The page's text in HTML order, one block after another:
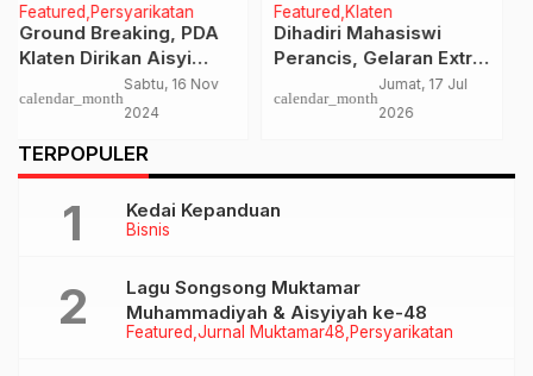
Featured Klaten
Dihadiri Mahasiswi
Perancis, Gelaran Extra
Show Tutup Kegiatan
MPLS Ramah dan
Muhmmadiyah 1 Klaten
calendar_month
Jumat, 17 Jul
2026
Featured PAGELARAN
Bikin Haru, Para Nakes
RSU Cakra Husada Ikuti
Kontes Paduan Suara
Lagu Islami
calendar_month
Kamis, 2 Mei
2024
…
TERPOPULER
Bisnis
Kedai Kepanduan
Featured Jurnal Muktamar48 Persyarikatan
Lagu Songsong Muktamar
Muhammadiyah & Aisyiyah ke-48